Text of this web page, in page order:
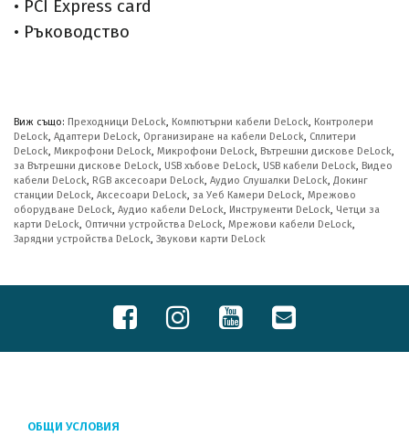
• PCI Express card
• Ръководство
Виж също: Преходници DeLock, Компютърни кабели DeLock, Контролери
DeLock, Адаптери DeLock, Организиране на кабели DeLock, Сплитери
DeLock, Микрофони DeLock, Микрофони DeLock, Вътрешни дискове DeLock,
за Вътрешни дискове DeLock, USB хъбове DeLock, USB кабели DeLock, Видео
кабели DeLock, RGB аксесоари DeLock, Аудио Слушалки DeLock, Докинг
станции DeLock, Аксесоари DeLock, за Уеб Камери DeLock, Мрежово
оборудване DeLock, Аудио кабели DeLock, Инструменти DeLock, Четци за
карти DeLock, Оптични устройства DeLock, Мрежови кабели DeLock,
Зарядни устройства DeLock, Звукови карти DeLock
ОБЩИ УСЛОВИЯ